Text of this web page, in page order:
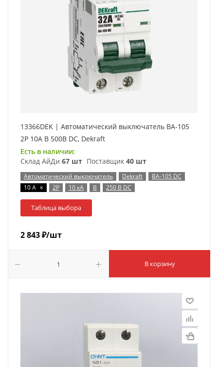
13366DEK | Автоматический выключатель ВА-105
2P 10А B 500В DC, Dekraft
Есть в наличии:
Склад АйДи 67 шт Поставщик 40 шт
Автоматический выключатель Dekraft
ВА-105 DC
10 А x 2P 10 кА B 250 В DC
Таблица выбора
2 843₽/шт
В корзину